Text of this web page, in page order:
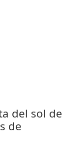
del sol de
de